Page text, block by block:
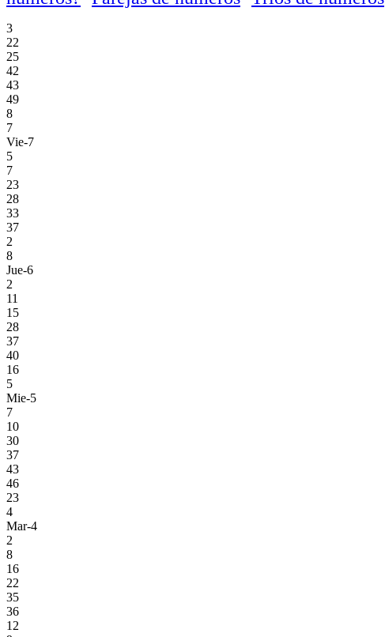
3
22
25
42
43
49
8
7
Vie-7
5
7
23
28
33
37
2
8
Jue-6
2
11
15
28
37
40
16
5
Mie-5
7
10
30
37
43
46
23
4
Mar-4
2
8
16
22
35
36
12